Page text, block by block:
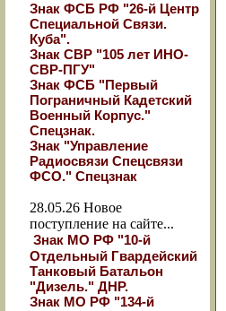
Знак ФСБ РФ "26-й Центр
Специальной Связи.
Куба".
Знак СВР "105 лет ИНО-
СВР-ПГУ"
Знак ФСБ "Первый
Пограничный Кадетский
Военный Корпус."
Спецзнак.
Знак "Управление
Радиосвязи Спецсвязи
ФСО." Спецзнак
28.05.26 Новое
поступление на сайте...
Знак МО РФ "10-й
Отдельный Гвардейский
Танковый Батальон
"Дизель." ДНР.
Знак МО РФ "134-й